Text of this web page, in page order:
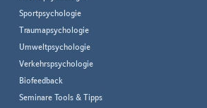
Sportpsychologie
Traumapsychologie
Umweltpsychologie
Verkehrspsychologie
Biofeedback
Seminare Tools & Tipps